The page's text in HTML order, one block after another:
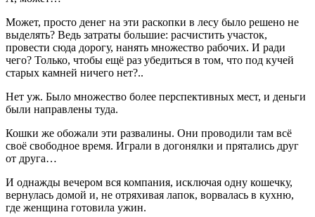
Может, просто денег на эти раскопки в лесу было решено не
выделять? Ведь затраты большие: расчистить участок,
провести сюда дорогу, нанять множество рабочих. И ради
чего? Только, чтобы ещё раз убедиться в том, что под кучей
старых камней ничего нет?..
Нет уж. Было множество более перспективных мест, и деньги
были направлены туда.
Кошки же обожали эти развалины. Они проводили там всё
своё свободное время. Играли в догонялки и прятались друг
от друга…
И однажды вечером вся компания, исключая одну кошечку,
вернулась домой и, не отряхивая лапок, ворвалась в кухню,
где женщина готовила ужин.